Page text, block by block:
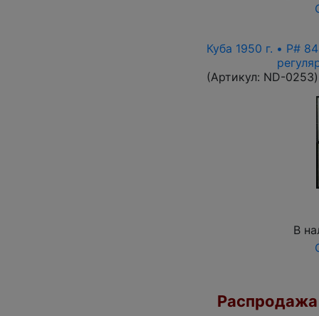
Куба 1950 г. • P#
(Артикул: ND-0253)
В
Распродажа